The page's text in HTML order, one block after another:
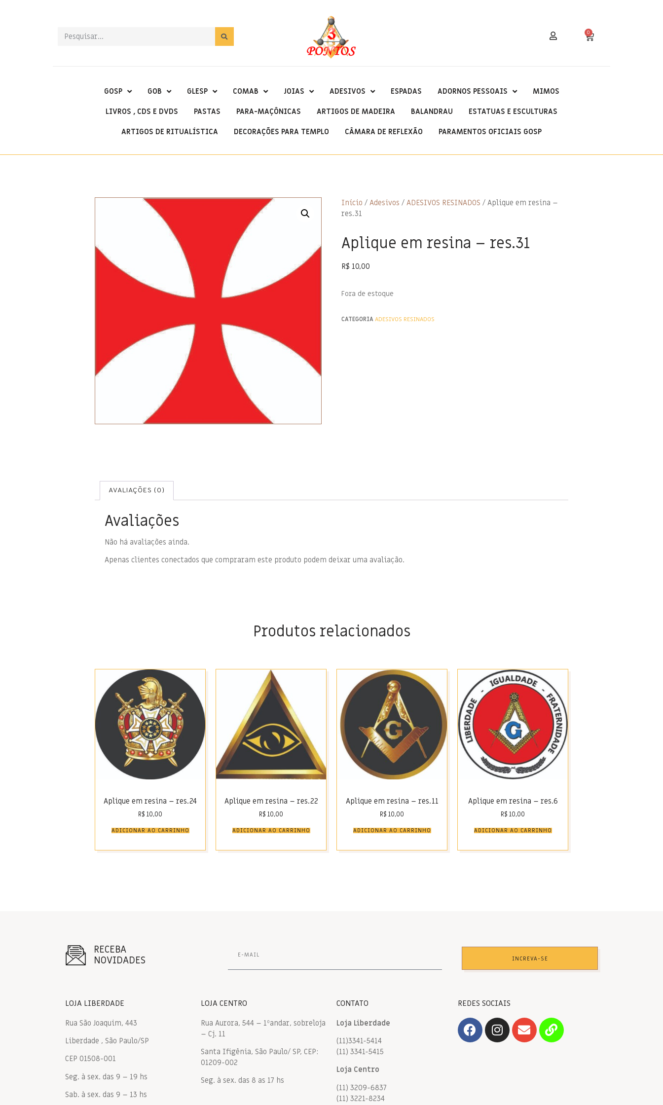
0
GOSP GOB GLESP COMAB JOIAS ADESIVOS ESPADAS ADORNOS PESSOAIS MIMOS
LIVROS , CDS E DVDS PASTAS PARA-MAÇÔNICAS ARTIGOS DE MADEIRA BALANDRAU ESTATUAS E ESCULTURAS
ARTIGOS DE RITUALÍSTICA DECORAÇÕES PARA TEMPLO CÂMARA DE REFLEXÃO PARAMENTOS OFICIAIS GOSP
Início / Adesivos / ADESIVOS RESINADOS / Aplique em resina –
res.31
Aplique em resina – res.31
R$ 10,00
Fora de estoque
CATEGORIAADESIVOS RESINADOS
AVALIAÇÕES (0)
Avaliações
Não há avaliações ainda.
Apenas clientes conectados que compraram este produto podem deixar uma avaliação.
Produtos relacionados
Aplique em resina – res.24
R$ 10,00
ADICIONAR AO CARRINHO
Aplique em resina – res.22
R$ 10,00
ADICIONAR AO CARRINHO
Aplique em resina – res.11
R$ 10,00
ADICIONAR AO CARRINHO
Aplique em resina – res.6
R$ 10,00
ADICIONAR AO CARRINHO
RECEBA
NOVIDADES
INCREVA-SE
LOJA LIBERDADE
Rua São Joaquim, 443
Liberdade , São Paulo/SP
CEP 01508-001
Seg. à sex. das 9 – 19 hs
Sab. à sex. das 9 – 13 hs
LOJA CENTRO
Rua Aurora, 544 – 1ºandar, sobreloja
– Cj. 11
Santa Ifigênia, São Paulo/ SP, CEP:
01209-002
Seg. à sex. das 8 as 17 hs
CONTATO
Loja Liberdade
(11)3341-5414
(11) 3341-5415
Loja Centro
(11) 3209-6837
(11) 3221-8234
REDES SOCIAIS